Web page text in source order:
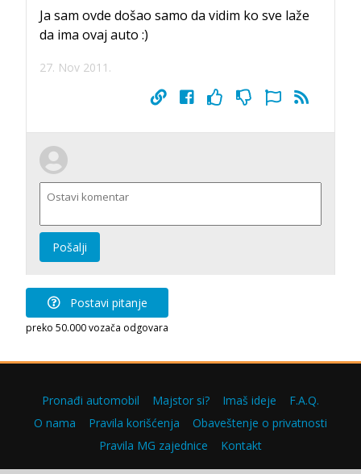
Ja sam ovde došao samo da vidim ko sve laže
da ima ovaj auto :)
27. Nov 2011.
Pošalji
Postavi pitanje
preko 50.000 vozača odgovara
Pronađi automobil Majstor si? Imaš ideje
F.A.Q.
O nama
Pravila korišćenja
Obaveštenje o privatnosti
Pravila MG zajednice
Kontakt